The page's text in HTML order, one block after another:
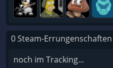
0 Steam-Errungenschaften
noch im Tracking...